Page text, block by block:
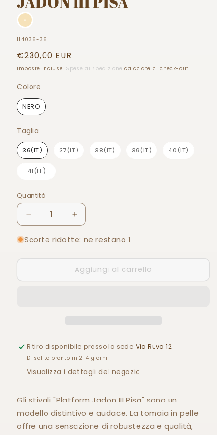
⭐
SKU:
114036-36
Prezzo
di
€230,00 EUR
Imposte incluse. Spese di spedizione calcolate al check-out.
Colore
NERO
Taglia
36(IT) 37(IT) 38(IT) 39(IT) 40(IT)
41(IT)
Quantità
Quantità
Diminuisci
quantità
per
&quot;PLATFORM
III
Aumenta
quantità
per
&quot;PLATFORM
JADON
III
Scorte ridotte: ne restano 1
Aggiungi al carrello
Ritiro disponibile presso la sede Via Ruvo 12
Di solito pronto in 2-4 giorni
Visualizza i dettagli del negozio
Gli stivali "Platform Jadon III Pisa" sono un
modello distintivo e audace. La tomaia in pelle
offre una sensazione di robustezza e qualità,